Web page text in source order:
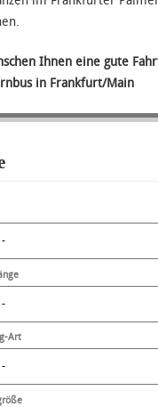
Ihnen eine gute
in Frankfurt/Main
Art